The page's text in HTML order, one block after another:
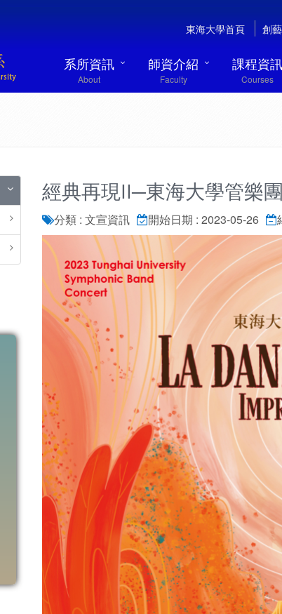
東海大學首頁 創
系所資訊
About
師資介紹
Faculty
課程資訊
Courses
經典再現II─東海大學管樂
分類 : 文宣資訊 開始日期 : 2023-05-26